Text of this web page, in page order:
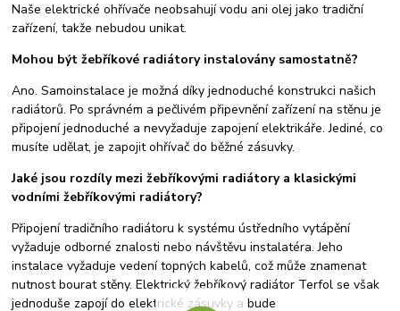
Naše elektrické ohřívače neobsahují vodu ani olej jako tradiční
zařízení, takže nebudou unikat.
Mohou být žebříkové radiátory instalovány samostatně?
Ano. Samoinstalace je možná díky jednoduché konstrukci našich
radiátorů. Po správném a pečlivém připevnění zařízení na stěnu je
připojení jednoduché a nevyžaduje zapojení elektrikáře. Jediné, co
musíte udělat, je zapojit ohřívač do běžné zásuvky.
Jaké jsou rozdíly mezi žebříkovými radiátory a klasickými
vodními žebříkovými radiátory?
Připojení tradičního radiátoru k systému ústředního vytápění
vyžaduje odborné znalosti nebo návštěvu instalatéra. Jeho
instalace vyžaduje vedení topných kabelů, což může znamenat
nutnost bourat stěny. Elektrický žebříkový radiátor Terfol se však
jednoduše zapojí do elektrické zásuvky a bude